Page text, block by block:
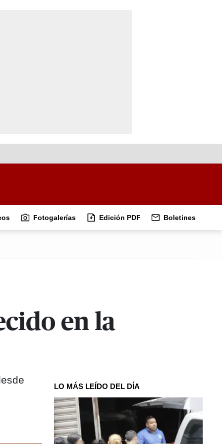
Fotogalerías Edición PDF Boletines
en la
LO MÁS LEÍDO DEL DÍA